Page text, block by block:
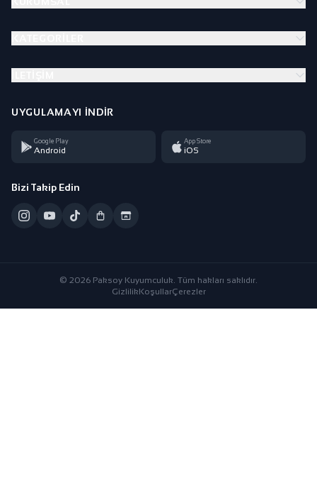
UYGULAMAYI İNDIR
Google Play
Android
App Store
iOS
Bizi Takip Edin
© 2026 Paksoy Kuyumculuk. Tüm hakları saklıdır.
GizlilikKoşullarÇerezler